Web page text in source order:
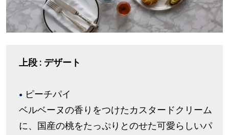
上段 : デザート
ピーチパイ
ベルベーヌの香りをつけたカスタードクリーム
に、国産の桃をたっぷりとのせた可愛らしいパ